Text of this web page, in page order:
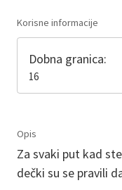
Korisne informacije
Dobna granica:
16
Opis
Za svaki put kad
dečki su se pravili